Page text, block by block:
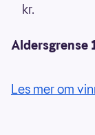
kr.
Aldersgrense
Les mer om